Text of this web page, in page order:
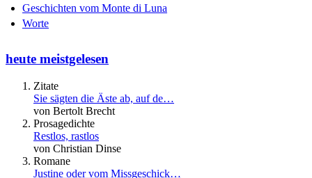
Geschichten vom Monte di Luna
Worte
heute meistgelesen
Zitate
Sie sägten die Äste ab, auf de…
von Bertolt Brecht
Prosagedichte
Restlos, rastlos
von Christian Dinse
Romane
Justine oder vom Missgeschick…